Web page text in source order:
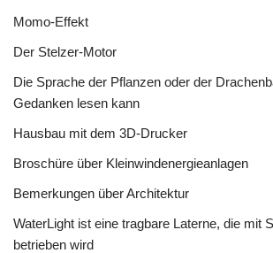
Momo-Effekt
Der Stelzer-Motor
Die Sprache der Pflanzen oder der
Gedanken lesen kann
Hausbau mit dem 3D-Drucker
Broschüre über Kleinwindenergieanlagen
Bemerkungen über Architektur
WaterLight ist eine tragbare Laterne, die mit
betrieben wird